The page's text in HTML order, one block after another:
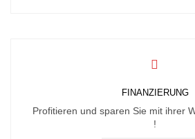
FINANZIERUNG
Profitieren und sparen Sie mit ihrer
!